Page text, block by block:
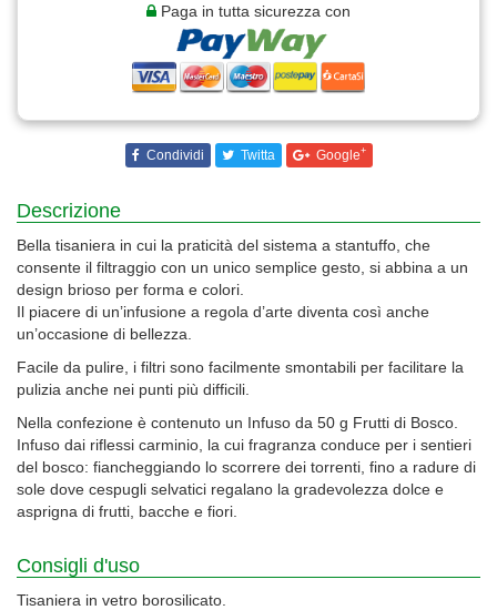
Paga in tutta sicurezza con
Condividi Twitta Google+
Descrizione
Bella tisaniera in cui la praticità del sistema a stantuffo, che
consente il filtraggio con un unico semplice gesto, si abbina a un
design brioso per forma e colori.
Il piacere di un’infusione a regola d’arte diventa così anche
un’occasione di bellezza.
Facile da pulire, i filtri sono facilmente smontabili per facilitare la
pulizia anche nei punti più difficili.
Nella confezione è contenuto un Infuso da 50 g Frutti di Bosco.
Infuso dai riflessi carminio, la cui fragranza conduce per i sentieri
del bosco: fiancheggiando lo scorrere dei torrenti, fino a radure di
sole dove cespugli selvatici regalano la gradevolezza dolce e
asprigna di frutti, bacche e fiori.
Consigli d'uso
Tisaniera in vetro borosilicato.